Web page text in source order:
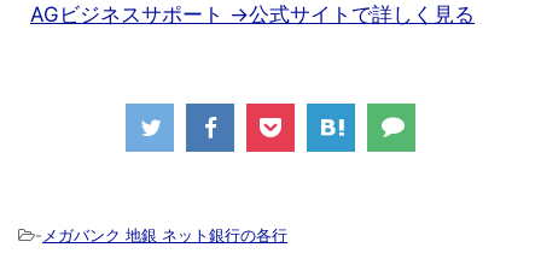
AGビジネスサポート →公式サイトで詳しく見る
- メガバンク 地銀 ネット銀行の各行